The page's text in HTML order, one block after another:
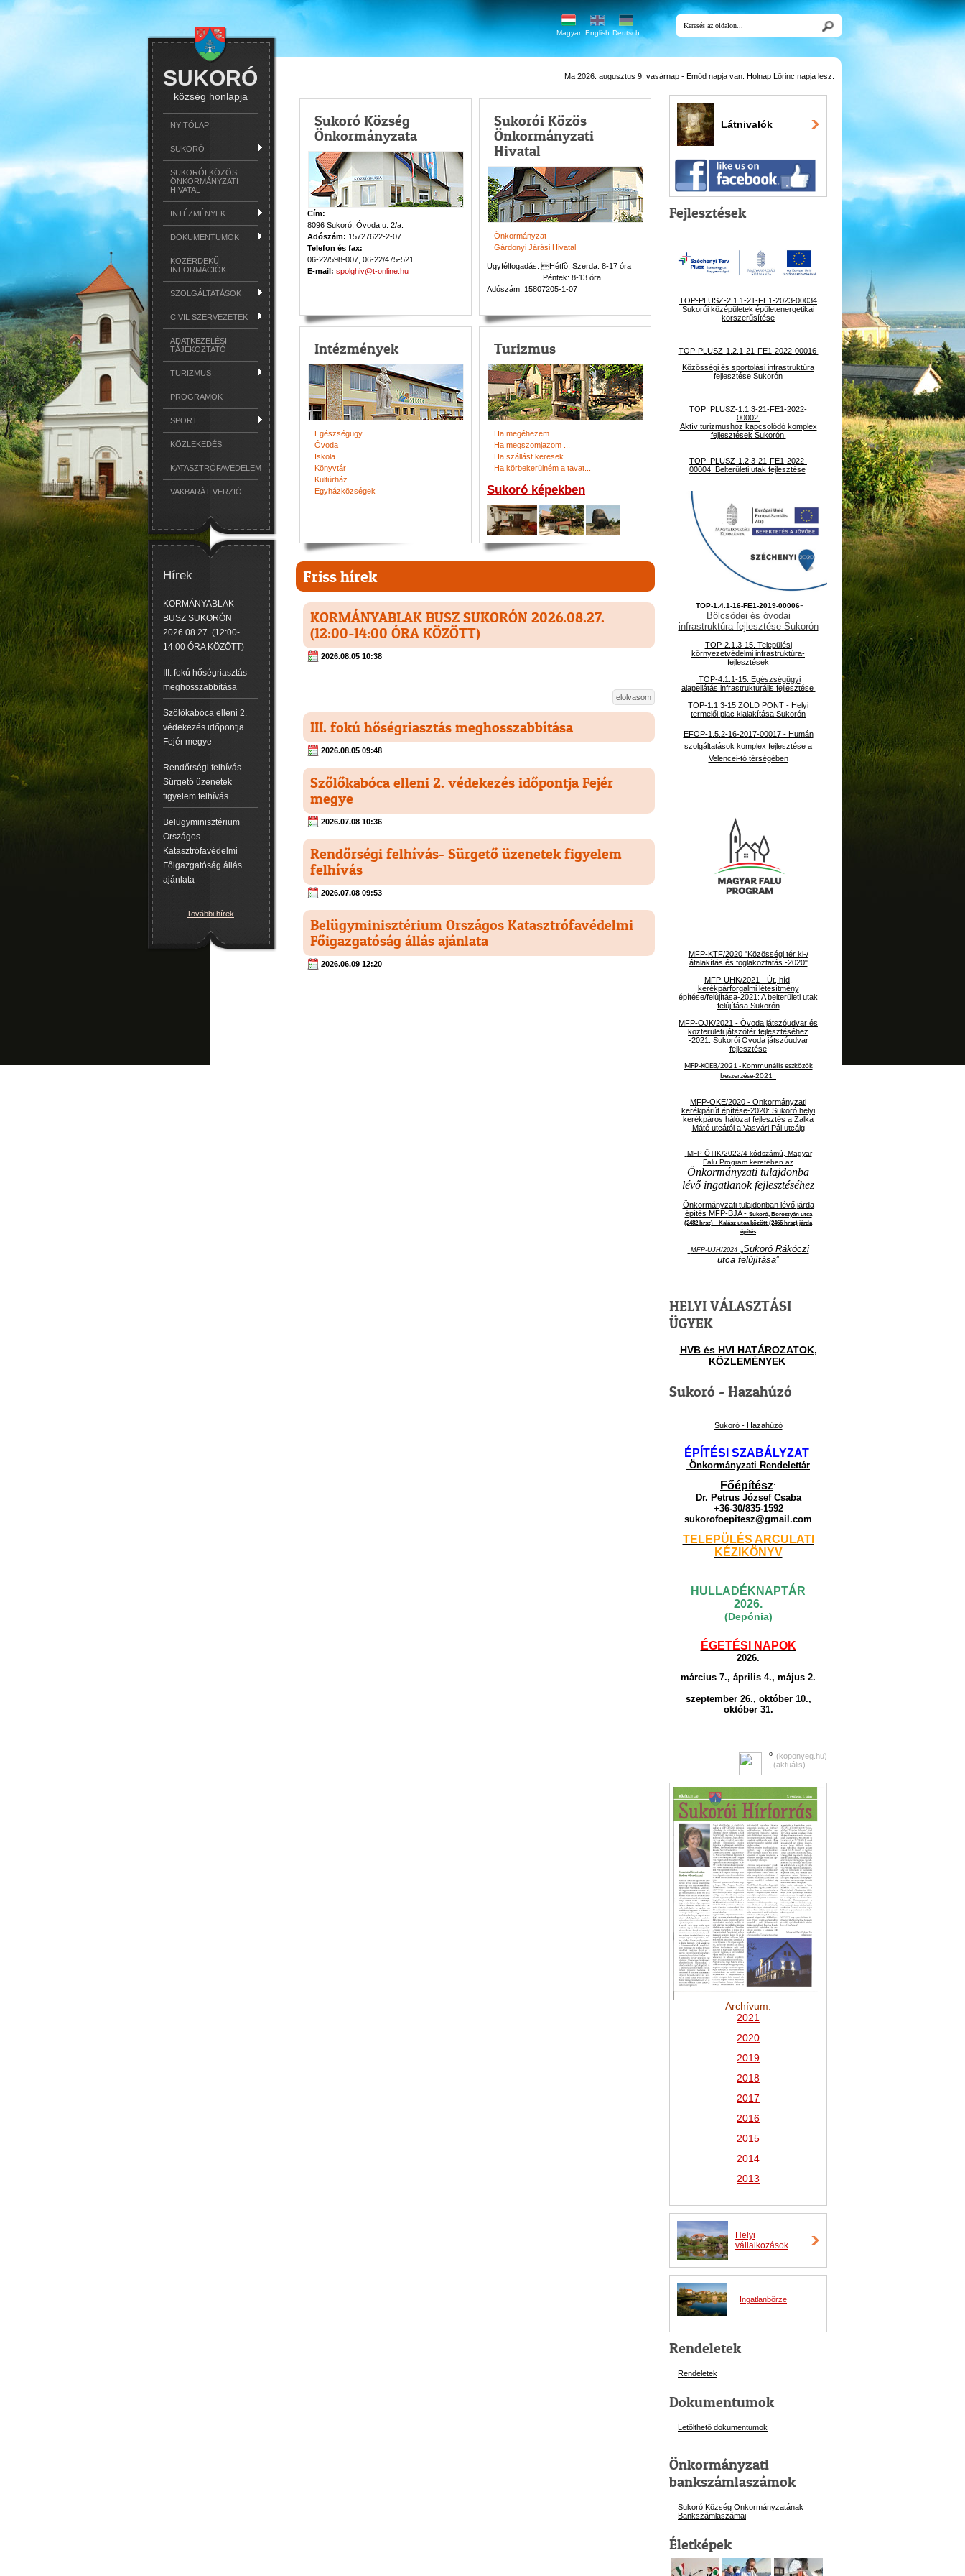
Magyar English Deutsch
SUKORÓ
község honlapja
NYITÓLAP
SUKORÓ
SUKORÓI KÖZÖS
ÖNKORMÁNYZATI
HIVATAL
INTÉZMÉNYEK
DOKUMENTUMOK
KÖZÉRDEKŰ
INFORMÁCIÓK
SZOLGÁLTATÁSOK
CIVIL SZERVEZETEK
ADATKEZELÉSI
TÁJÉKOZTATÓ
TURIZMUS
PROGRAMOK
SPORT
KÖZLEKEDÉS
KATASZTRÓFAVÉDELEM
VAKBARÁT VERZIÓ
Hírek
KORMÁNYABLAK
BUSZ SUKORÓN
2026.08.27. (12:00-
14:00 ÓRA KÖZÖTT)
III. fokú hőségriasztás
meghosszabbítása
Szőlőkabóca elleni 2.
védekezés időpontja
Fejér megye
Rendőrségi felhívás-
Sürgető üzenetek
figyelem felhívás
Belügyminisztérium
Országos
Katasztrófavédelmi
Főigazgatóság állás
ajánlata
További hírek
Ma 2026. augusztus 9. vasárnap - Emőd napja van. Holnap Lőrinc napja lesz.
Sukoró Község
Önkormányzata
Cím:
8096 Sukoró, Óvoda u. 2/a.
Adószám: 15727622-2-07
Telefon és fax:
06-22/598-007, 06-22/475-521
E-mail: spolghiv@t-online.hu
Sukorói Közös
Önkormányzati
Hivatal
Önkormányzat
Gárdonyi Járási Hivatal
Ügyfélfogadás: Hétfõ, Szerda: 8-17 óra
Péntek: 8-13 óra
Adószám: 15807205-1-07
Intézmények
Egészségügy
Óvoda
Iskola
Könyvtár
Kultúrház
Egyházközségek
Turizmus
Ha megéhezem...
Ha megszomjazom ...
Ha szállást keresek ...
Ha körbekerülném a tavat...
Sukoró képekben
Friss hírek
KORMÁNYABLAK BUSZ SUKORÓN 2026.08.27.
(12:00-14:00 ÓRA KÖZÖTT)
2026.08.05 10:38
elolvasom
III. fokú hőségriasztás meghosszabbítása
2026.08.05 09:48
Szőlőkabóca elleni 2. védekezés időpontja Fejér
megye
2026.07.08 10:36
Rendőrségi felhívás- Sürgető üzenetek figyelem
felhívás
2026.07.08 09:53
Belügyminisztérium Országos Katasztrófavédelmi
Főigazgatóság állás ajánlata
2026.06.09 12:20
Látnivalók
Fejlesztések
TOP-PLUSZ-2.1.1-21-FE1-2023-00034
Sukorói középületek épületenergetikai
korszerűsítése
TOP-PLUSZ-1.2.1-21-FE1-2022-00016
Közösségi és sportolási infrastruktúra
fejlesztése Sukorón
TOP_PLUSZ-1.1.3-21-FE1-2022-
00002
Aktív turizmushoz kapcsolódó komplex
fejlesztések Sukorón
TOP_PLUSZ-1.2.3-21-FE1-2022-
00004 Belterületi utak fejlesztése
TOP-1.4.1-16-FE1-2019-00006-
Bölcsődei és óvodai
infrastruktúra fejlesztése Sukorón
TOP-2.1.3-15. Települési
környezetvédelmi infrastruktúra-
fejlesztések
TOP-4.1.1-15. Egészségügyi
alapellátás infrastrukturális fejlesztése
TOP-1.1.3-15 ZÖLD PONT - Helyi
termelői piac kialakítása Sukorón
EFOP-1.5.2-16-2017-00017 - Humán
szolgáltatások komplex fejlesztése a
Velencei-tó térségében
MFP-KTF/2020 "Közösségi tér ki-/
átalakítás és foglakoztatás -2020"
MFP-UHK/2021 - Út, híd,
kerékpárforgalmi létesítmény
építése/felújítása-2021: A belterületi utak
felújítása Sukorón
MFP-OJK/2021 - Óvoda játszóudvar és
közterületi játszótér fejlesztéséhez
-2021: Sukorói Óvoda játszóudvar
fejlesztése
MFP-KOEB/2021 - Kommunális eszközök
beszerzése-2021
MFP-OKE/2020 - Önkormányzati
kerékpárút építése-2020: Sukoró helyi
kerékpáros hálózat fejlesztés a Zalka
Máté utcától a Vasvári Pál utcáig
MFP-ÖTIK/2022/4 kódszámú, Magyar
Falu Program keretében az
Önkormányzati tulajdonba
lévő ingatlanok fejlesztéséhez
Önkormányzati tulajdonban lévő járda
építés MFP-BJA - Sukoró, Borostyán utca
(2482 hrsz) – Kalász utca között (2466 hrsz) járda
építés
MFP-UJH/2024„ Sukoró Rákóczi
utca felújítása”
HELYI VÁLASZTÁSI
ÜGYEK
HVB és HVI HATÁROZATOK,
KÖZLEMÉNYEK
Sukoró - Hazahúzó
Sukoró - Hazahúzó
ÉPÍTÉSI SZABÁLYZAT
Önkormányzati Rendelettár
Főépítész:
Dr. Petrus József Csaba
+36-30/835-1592
sukorofoepitesz@gmail.com
TELEPÜLÉS ARCULATI
KÉZIKÖNYV
HULLADÉKNAPTÁR
2026.
(Depónia)
ÉGETÉSI NAPOK
2026.
március 7., április 4., május 2.
szeptember 26., október 10.,
október 31.
o (koponyeg.hu)
(aktuális)
Archívum:
2021
2020
2019
2018
2017
2016
2015
2014
2013
Helyi
vállalkozások
Ingatlanbörze
Rendeletek
Rendeletek
Dokumentumok
Letölthető dokumentumok
Önkormányzati
bankszámlaszámok
Sukoró Község Önkormányzatának
Bankszámlaszámai
Életképek